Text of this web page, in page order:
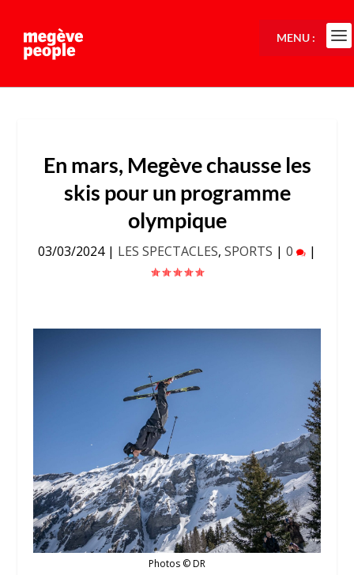
En mars, Megève chausse les
skis pour un programme
olympique
03/03/2024| LES SPECTACLES, SPORTS | 0 |
Photos © DR
MENU :